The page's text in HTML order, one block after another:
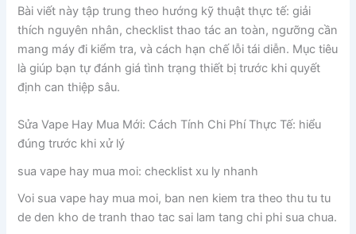
Bài viết này tập trung theo hướng kỹ thuật thực tế: giải
thích nguyên nhân, checklist thao tác an toàn, ngưỡng cần
mang máy đi kiểm tra, và cách hạn chế lỗi tái diễn. Mục tiêu
là giúp bạn tự đánh giá tình trạng thiết bị trước khi quyết
định can thiệp sâu.
Sửa Vape Hay Mua Mới: Cách Tính Chi Phí Thực Tế: hiểu
đúng trước khi xử lý
sua vape hay mua moi: checklist xu ly nhanh
Voi sua vape hay mua moi, ban nen kiem tra theo thu tu tu
de den kho de tranh thao tac sai lam tang chi phi sua chua.